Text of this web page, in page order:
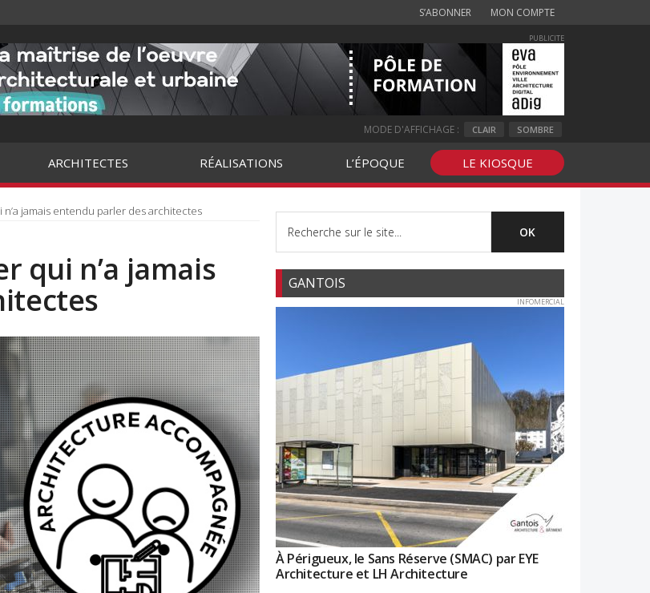
S’ABONNER MON COMPTE
PUBLICITE
MODE D'AFFICHAGE : CLAIR SOMBRE
ARCHITECTES RÉALISATIONS L’ÉPOQUE LE KIOSQUE
jamais entendu parler des architectes
qui n’a jamais GANTOIS
INFOMERCIAL
À Périgueux, le Sans Réserve (SMAC) par EYE
Architecture et LH Architecture